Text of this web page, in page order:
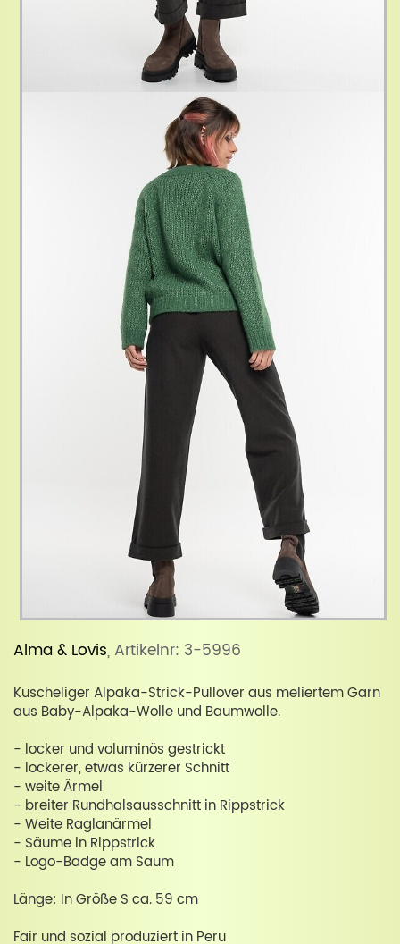
Alma & Lovis, Artikelnr: 3-5996
Kuscheliger Alpaka-Strick-Pullover aus meliertem Garn
aus Baby-Alpaka-Wolle und Baumwolle.
- locker und voluminös gestrickt
- lockerer, etwas kürzerer Schnitt
- weite Ärmel
- breiter Rundhalsausschnitt in Rippstrick
- Weite Raglanärmel
- Säume in Rippstrick
- Logo-Badge am Saum
Länge: In Größe S ca. 59 cm
Fair und sozial produziert in Peru